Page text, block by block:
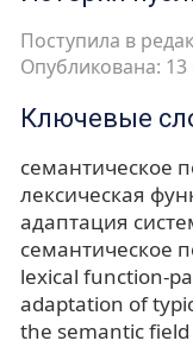
Поступила в
Опубликована: 13
Ключевые
семантическое
лексическая
адаптация
семантическое
lexical function-
adaptation of
the semantic field